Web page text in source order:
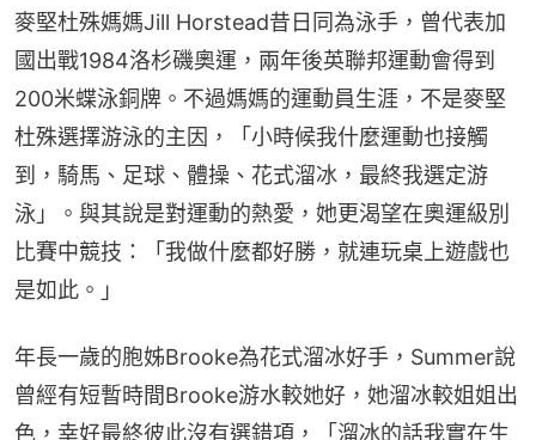
麥堅杜殊媽媽Jill Horstead昔日同為泳手，曾代表加
國出戰1984洛杉磯奧運，兩年後英聯邦運動會得到
200米蝶泳銅牌。不過媽媽的運動員生涯，不是麥堅
杜殊選擇游泳的主因，「小時候我什麼運動也接觸
到，騎馬、足球、體操、花式溜冰，最終我選定游
泳」。與其說是對運動的熱愛，她更渴望在奧運級別
比賽中競技：「我做什麼都好勝，就連玩桌上遊戲也
是如此。」
年長一歲的胞姊Brooke為花式溜冰好手，Summer說
曾經有短暫時間Brooke游水較她好，她溜冰較姐姐出
色，幸好最終彼此沒有選錯項，「溜冰的話我實在生